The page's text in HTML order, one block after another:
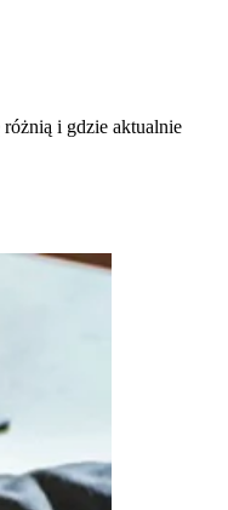
i gdzie aktualnie